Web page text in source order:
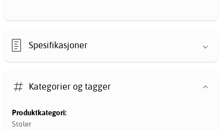
Spesifikasjoner
Kategorier og tagger
Produktkategori:
Stoler